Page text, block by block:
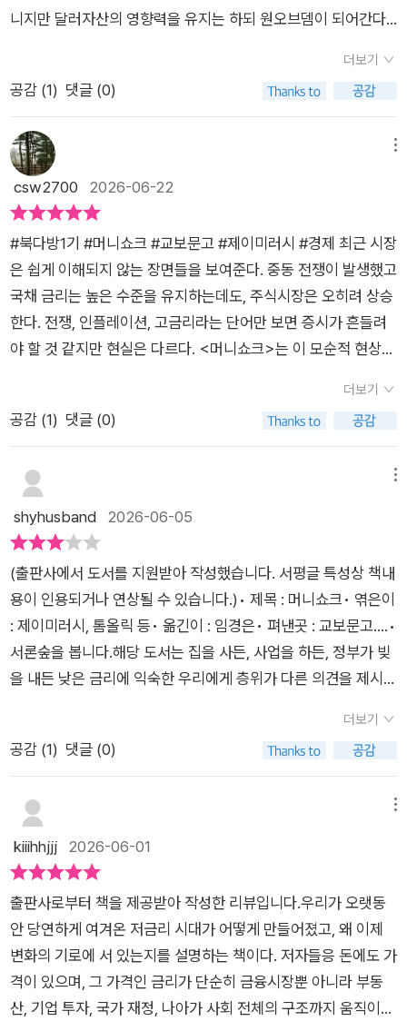
급변하고 피임법의 보급으로 평균 가족 구성언 수가 줄었다. 20
세기 들어 출산율은 뚜렷한 하락세를 보였다.(사진, 미국 출산율)
대공황기에 미국의 실업률은 약 25%로 치솟았고 많은 가정이
0년대엔 대체로 출산율이 약 2를 맴돌았는데, 이는 현재 인국를
유지하는 데 필요한 '대체출산율'보다 약간 낮은 수준이었다.제2
차 세계 대전이 끝나면서 상황이 반전되었다. 대공황이 종식되고
군인들이 귀가하자 기쁨이 충만하면서 출생률이 회복되기 시작
했다. 소위 베이비붐은 1946년부터 1964년까지 지속되었으며,
1950년대 후반에 출생율은 50년 만의 최고 기록인 3.7로 정점
을 찍었다.이후 저출산으로 바뀐 원인은 명확히 밝혀지지 않았다.
여성의 노동 참여율 증가, 대학 진학률 상승, 피임법 보급, 자녀
양육비 증가 등이 복합적으로 작용한 것으로 추정된다. 아무튼 1
수준을 유지하고 있다.책은 인구구조 변화가 1970년대부터 201
0년까지 자연이자율이 하락한 주원인 중 하나였음을 시사한다.
그러나 앞으론 인구 고령화가 2050년까지 미국의 자연이자율에
약 0.25%포인트의 상방 압력으로 작용하리라 예상된다. 저출산
달할 수 있다. 기후변화2024년은 가장 더운 해로 기록되었다.
전 세계 평균 기온은 산업화 이전 평균버다 약 1.5도(섭씨) 높았
다. 이 ㅊ세라면 2050년엔 산업화 이전 평균보다 섭씨 2도 높을
것으로 예상된다. 지구 온난화가 가속화되는 임계점으로, 이를 넘
어서는 순간 훨씬 더 심각한 결과가 초래될 수도 있다.저탄소 전
환 시나리오에서는 자연이자율을 서로 반대 방향으로 끌어당기
는 두 가지 주요인이 있다. 우선 성장이 둔화해 수익성 있는 투자
기회가 줄어들면서 자연이자율이 하락할 수 있다. 그러나 한편으
로는 에너지 공급망을 개편하느라 막대한 규모의, 그것도 대부분
난화를 방치하면 성장을 타격을 주어 투자 유인을 감소시키고 그
결과 자연이자율을 낮출 것이라는 큰 그림을 분명히 알 수 있다.
극단적 기상이변 위험이 증가하면 예비적 저축이 눌어나 자연이
자율을 더욱 끌어내릴 것이다. 반면 전 세계 정부가 순배출량 제
로를 달성하기 위해 공동 노력한다면 에너지 시스템 재편에 따른
대대적인 투자로 차입이 크게 증가할 것이다. 이리되면 자연이자
율은 상승한다.제2의 냉전, 탈세계화, 블록화1989년 냉전의 종
식과 자유 시장 민주주의의 최종 승리를 정치학자 프랜시스 후쿠
'부채율'이 늘어났기 때문에 시중에 돈을 더 많이 풀어서 경기를
인한 급격한 '기후변화'로 인해서 받는 피해가 너무 크기 때문에
경기가 호황이 되더라도 기후변화로 인한 '자연재앙'을 받게 되면
복구비용이 천문학적으로 들 수밖에 없다고 전망하고 있다. 그래
서 전 지구적으로 '탄소배출'은 절감하고 '탄소발자국'을 0으로 만
들려는 비용을 경제에 반영할 수밖에 없게 되는데, 그로 인해서
새롭게 투자가 원활해지는 것보다 투자를 하지 않는 쪽으로 돌아
현으로 일자리가 늘어나는 것보다 줄어드는 것이 훨씬 더 많을 것
으로 보이기 때문에 투자되는 것에 비해서 신규 기술에 투자를 하
지 않는 쪽을 더 선호하는 경향을 보일 것으로도 전망하고 있다.
그리고 마지막으로 '전쟁'을 예로 들면서 역시나 '자연이자율'이
올라갈 것을 전망하고 있다. 하지만 전쟁은 너무 변수가 많고 전
망을 예측하기도 너무 힘들 수밖에 없어서 이해하기는 힘들었다.​
사실, 위에 열거한 네 가지 위험 요소로 일컫는 '부채', '기후변화',
인류가 '피할 수 없는 힘'인 까닭에 '돈의 가치'가 지금과는 달리
역전될 것이라는 설명도 솔직히 이해하기는 힘들었다. 그런데 결
과적으로 쉽게 이해하면 '은행 금리'가 조금씩이지만 오를 것이라
는 전망이 아니겠는가. 그렇다면 대다수의 투자자들은 향후 위험
을 즐기는 모험적이고 공격적인 투자보다는 안정적인 투자 성향
으로 돌아설 거라는 이야기에는 솔깃했다. 물론, 적어도 2050년
대 이후에 벌어질 일이고, 2100년대를 바라본 전망이다. 하지만
전세계적인 상황과 조건만 갖춰진다면 그 시기는 얼마든지 앞당
고 있어도 10% 이상의 이자를 챙길 수 있다면 누가 '위험 요소'를
감수하고 공격적인 투자를 하려 들겠는가 말이다.​나가는 글 : 솔
직히 말해서, 경제에 까막눈과 다를 바가 없는 나에게 이 책은 너
무 어려운 책이었다. 낯설고 이해하지 못하는 '경제용어' 앞에서
금 '반도체 호황'을 틈타서 너도나도 주식시장에 뛰어들고 있는
평범한(?) 투자자의 입장에서 이 책이 '읽을 가치'가 있다는 사실
을 새삼 깨달았다. 적어도 경제전문가들의 '미래 경제전망'을 이
런 식으로 하는 것을 엿볼 수 있었기 때문이다. 그 방식이라는 것
이 '똑같은 상황'이라도 언제나 '두 가지 갈래'로 나누어서 판단한
다는 사실을 말이다. 이를 테면, 어떤 경제정책이 나왔다면, 그 정
책이 '시장'에 반영되었을 때, 긍정적으로 작용할 수도 있지만, 정
자 증가나 불균형적인 인구 구조로 인한 부양비 증가, 제2차 냉전
시나리오의 현실화 가능성 (자본재 가격 상승, 국방비 증가) 등등
이처럼 금리 상승은 단순히 중앙은행의 정책만으로 결정되는 것
고 한다. 말하자면 책 <머니 쇼크>는 저렴한 돈의 시대는 이미
끝났고 우리는 이제 돈의 가격이 오르는 시대에 대비해야 한다고
주장한다. 개인 투자자부터 기업과 정부까지 살아남기 위해서는
취사선택이 필요하다는 것. 이를 두고 책에서는 ‘더 이상의 공짜
점심은 없다’라고 표현한다. 금리 하락, 세계화 진행, 국가 간 소
득 격차가 완화되었던 금세기 초에 비해서 앞으로의 세상에서는
국가 간의 경제 성적표 차이가 클 것이고 훌륭한 정책 역량과 적
응력 있는 제도만이 나라 경제를 살릴 것이라고 한다. 이 책은 투
자 비법이나 재테크에 대한 이야기가 아니라 앞으로 일어날 거대
다. 물론 현실이 이론에 따라 다 흘러가는 것은 아니지만 미리 대
비하는 쪽에 서야 한다는 입장이다. 금리의 상승과 하락은 거의
모든 것과 연관되어 있었다. 인구 구조, 기술 투자, 세계 정치 등
등 우리는 나무보다는 숲을 본다는 생각으로 큰 흐름을 살펴봐야
이 궁금했거나 금리 하락과 상승의 배경이 궁금했던 독자들에게
관적으로 리뷰하였습니다.
니지만 달러자산의 영향력을 유지는 하되 원오브뎀이 되어간다.
는 시대에는 지난 40년간의 원칙으로 살 수 없다. 금리가 계속 하
락하니 적자도 문제가 없던 시대, 성장주가 지배하며 VC는 실제
수익성과 관련없이 참신한 아이디어로도 투자가치를 평가하던
시대, 레버리지를 일으켜 부동산구매하던 시대는 끝났다.얼마나
빨리 성장하느냐보다 얼마나 오래 버티며 꾸준히 가치를 창출하
느냐에 주목해야하며 이를 위해 현금흐름, 수익성, 재무구조를 보
OE가 중요해지는 듯하니 장기국채보단 배당주, 실물희소성있는
원자재에 투자하라는 말로 들린다인상깊었던 부분친환경은 이념
적으로 옳으나 비싸다 인플레이션을 야기한다부익부 빈익빈 부
자는 더 부자가 되는데 이러한 불평등과 양극화를 저불평등과 고
불평등 시나리오로 나누어 분석했더니 오히려 불평등이 완화되
고 정부 보조금을 줄 경우 자연이자율이 올라가고 수익이 고소득
층에 귀속되는 경우가 자연이자율이 내려갔다중국의 미국국채매
과 러시아 등에서 위완화결제가 늘기는 하였으나 달러패권을 위
협할 정도는 아니며중국은 정책적 자본통제가 심해 위완화가 기
축통화가 되긴 힘들다러우전쟁 이후 러시아에 경제적 제제가 가
해졌으나 다양한 전략적 방법으로 이를 우회해서 피해를 최소화
했다자국원유를 600척 유조선이라는 실물자산으로 띄우고 금보
유량을 최소20톤 늘렸다무엇보다 동서로 길게 뻗은 지정학적 특
성을 십분 활용해 다양한 결제망과 물물교환으로 다변화했다금
리상승과 부채증가시점이 같다슬로벌라이제이션 그리고 제2차
냉전
더보기
공감 (1) 댓글 (0)
csw2700 2026-06-22
#북다방1기 #머니쇼크 #교보문고 #제이미러시 #경제 최근 시장
은 쉽게 이해되지 않는 장면들을 보여준다. 중동 전쟁이 발생했고
국채 금리는 높은 수준을 유지하는데도, 주식시장은 오히려 상승
한다. 전쟁, 인플레이션, 고금리라는 단어만 보면 증시가 흔들려
야 할 것 같지만 현실은 다르다. <머니쇼크>는 이 모순적 현상을
간 세계 경제를 지배한 ‘금리 하락의 시대’는 끝났고, 이제 더 높
은 차입비용이 일상화되는 중금리 시대에 들어서고 있다는 것이
다. 과거 세계화 시대에는 값싼 노동력, 낮은 물가, 풍부한 저축,
중국과 산유국의 미국 국채 매입 등이 금리를 낮추는 방향으로 작
이나 전쟁, 중동 전쟁, 미중 패권 경쟁을 거치며 그 질서는 빠르게
관계다. 각국은 금융위기와 팬데믹을 거치며 막대한 재정을 투입
했고, 전쟁 이후에는 국방비와 인프라 복구, 에너지 안보 강화를
위한 지출이 늘어난다. 원자력·SMR·재생에너지 등 에너지 전환
에도 막대한 자금이 필요하며, 이는 결국 국채 발행을 통해 조달
된다.문제는 국채 공급은 급증하는데 수요는 예전만 못하다는 점
이다. 과거 중국 등 수출국은 벌어들인 달러를 미국 국채로 보유
하며 안전자산 수요를 만들어냈지만, 지정학적 분절화와 달러의
려 한다. 결과적으로 국채 발행은 늘어나는데 매수세는 약해져 국
채 가격은 하락하고 금리는 상승한다.흥미로운 지점은 이를 단순
히 “금리가 높아졌다”로 설명하지 않는다는 데 있다. 책은 자연
이자율, 즉 중립금리 자체의 변화에 주목한다. 중앙은행의 일시적
정책 문제가 아니라, 세계 경제 구조가 더 높은 금리를 필요로 하
는 방향으로 바뀌고 있다는 것이다. 기후변화 대응, 국방비 증가,
공급망 재편, AI 투자, 탈세계화는 모두 막대한 자본을 요구하며,
자금 수요와 저축 경쟁이 심해지면 금리는 오를 수밖에 없다.그럼
에도 증시가 오르는 이유는 ‘부채가 만든 유동성’에 있다. 정부가
더보기
공감 (1) 댓글 (0)
shyhusband 2026-06-05
(출판사에서 도서를 지원받아 작성했습니다. 서평글 특성상 책내
용이 인용되거나 연상될 수 있습니다.)• 제목 : 머니쇼크• 엮은이
: 제이미러시, 톰올릭 등• 옮긴이 : 임경은• 펴낸곳 : 교보문고....•
서론숲을 봅니다.해당 도서는 집을 사든, 사업을 하든, 정부가 빚
을 내든 낮은 금리에 익숙한 우리에게 층위가 다른 의견을 제시합
표입니다. 표면적으로는 중앙은행이 금리를 결정하지만 저축과
투자, 인구 구조, 세계화, 기술 혁신과 같은 팩터가 금리의 방향을
어가는 과정이 인상적입니다.기후변화 대응을 위한 대규모 녹색
롯한 새로운 기술 혁신에 이르기까지.공히 투자와 자본을 필요로
아닌 말로 전지전능해 보이는 AI가 기대에 반하는 결과를 도출한
다거나 경기 침체가 저금리 시대를 다시 불러올 수도 있습니다.
하여 전문가의 예측이 어설픈 공염불에 그칠때가 많습니다.미네
르바의 부엉이가 저녁에서야 날개짓을 하는 이유도 다르지 않습
니다.흔한 물가 상승 이슈에서도 숨은 구조적 요인을 감지하는 해
더보기
공감 (1) 댓글 (0)
kiiihhjjj 2026-06-01
출판사로부터 책을 제공받아 작성한 리뷰입니다.우리가 오랫동
안 당연하게 여겨온 저금리 시대가 어떻게 만들어졌고, 왜 이제
변화의 기로에 서 있는지를 설명하는 책이다. 저자들응 돈에도 가
격이 있으며, 그 가격인 금리가 단순히 금융시장뿐 아니라 부동
산, 기업 투자, 국가 재정, 나아가 사회 전체의 구조까지 움직이는